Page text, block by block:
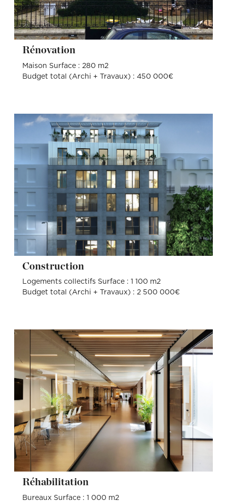
Rénovation
Maison Surface : 280 m2
Budget total (Archi + Travaux) : 450 000€
Construction
Logements collectifs Surface : 1 100 m2
Budget total (Archi + Travaux) : 2 500 000€
Réhabilitation
Bureaux Surface : 1 000 m2